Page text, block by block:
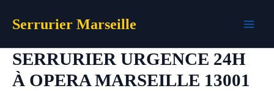
Serrurier Marseille
SERRURIER URGENCE 24H
À OPERA MARSEILLE 13001